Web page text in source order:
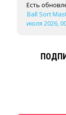
Есть
Ball Sort
июля 2026,